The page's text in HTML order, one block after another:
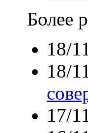
Более
18/
18/
17/